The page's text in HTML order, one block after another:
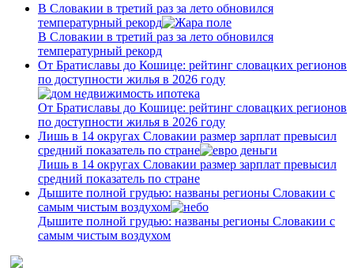
В Словакии в третий раз за лето обновился
температурный рекорд
В Словакии в третий раз за лето обновился
температурный рекорд
От Братиславы до Кошице: рейтинг словацких регионов
по доступности жилья в 2026 году
От Братиславы до Кошице: рейтинг словацких регионов
по доступности жилья в 2026 году
Лишь в 14 округах Словакии размер зарплат превысил
средний показатель по стране
Лишь в 14 округах Словакии размер зарплат превысил
средний показатель по стране
Дышите полной грудью: названы регионы Словакии с
самым чистым воздухом
Дышите полной грудью: названы регионы Словакии с
самым чистым воздухом